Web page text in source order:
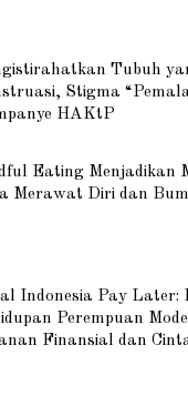
Tubuh
Stigma
HAKtP
Eating Menjadikan
Merawat Diri dan
Indonesia Pay Later:
Perempuan
Finansial dan